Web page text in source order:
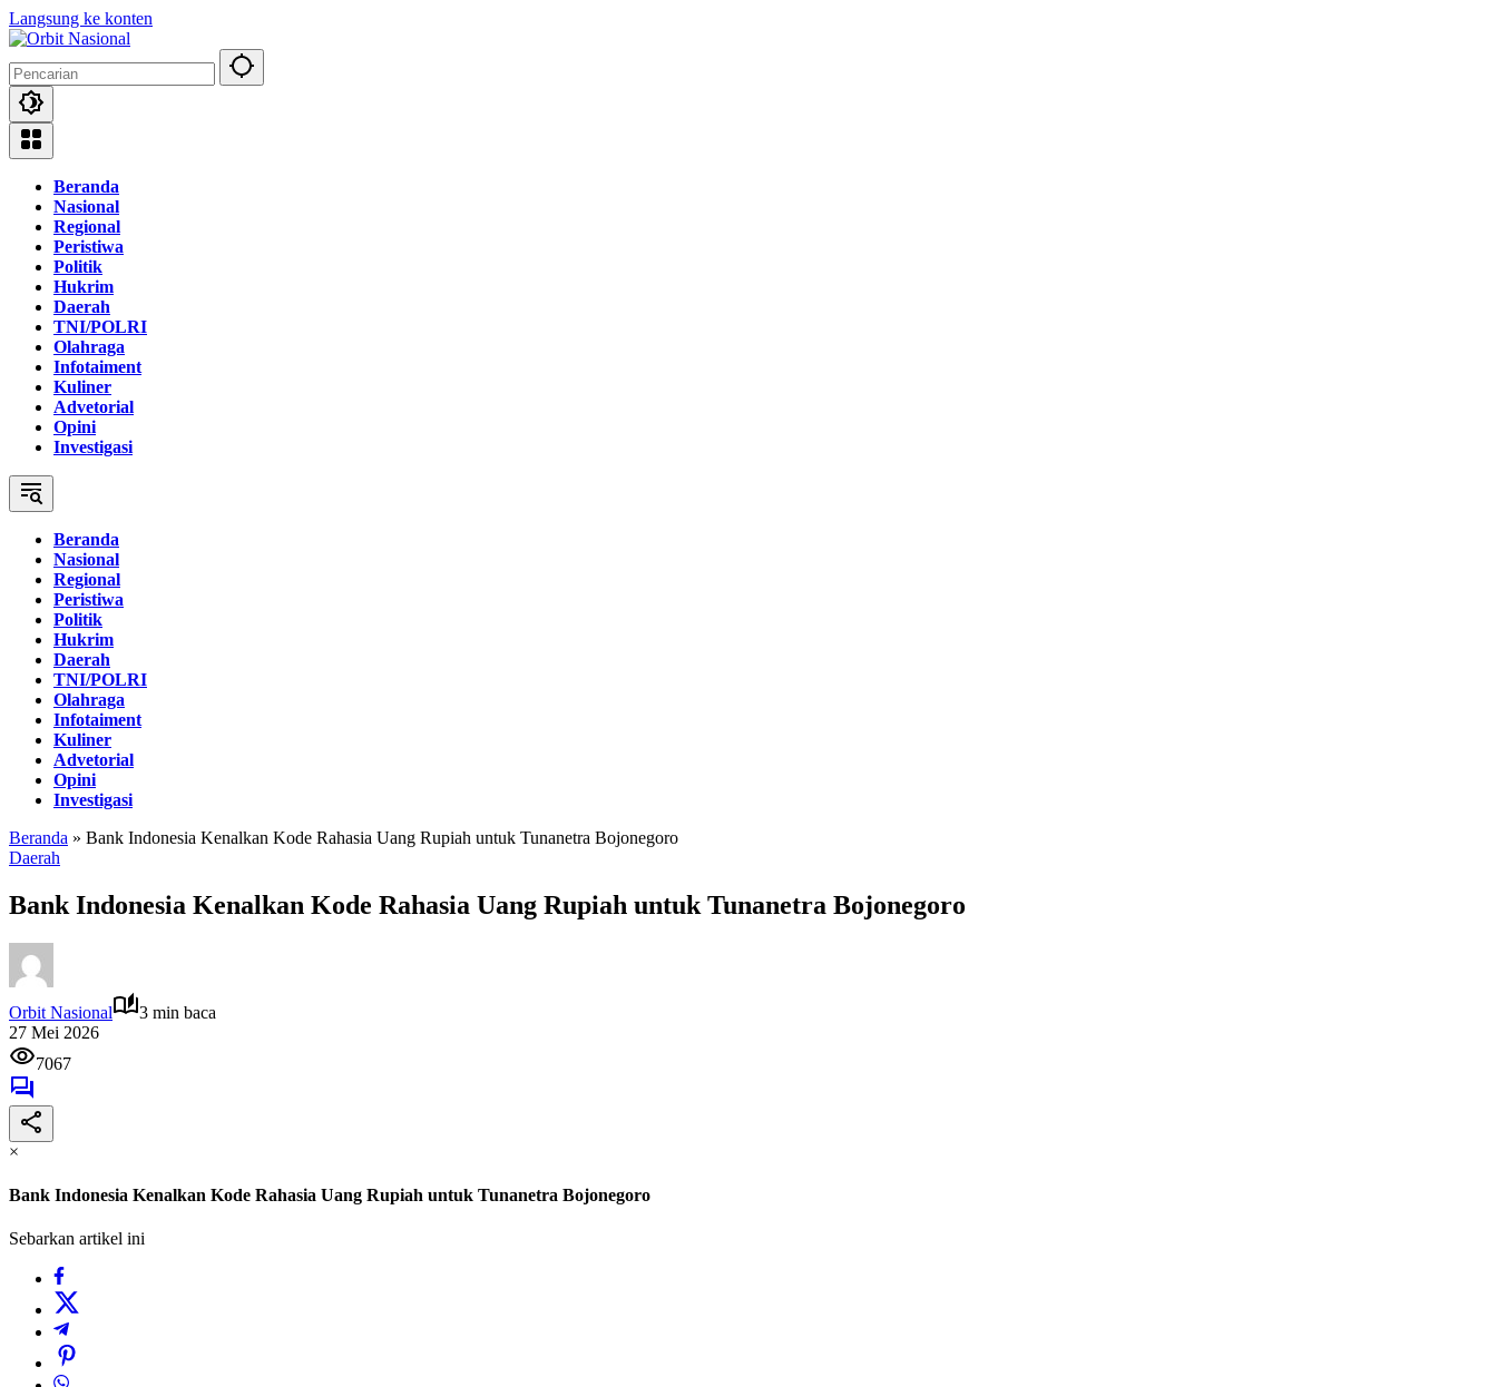
Langsung ke konten
Beranda
Nasional
Regional
Peristiwa
Politik
Hukrim
Daerah
TNI/POLRI
Olahraga
Infotaiment
Kuliner
Advetorial
Opini
Investigasi
Beranda
Nasional
Regional
Peristiwa
Politik
Hukrim
Daerah
TNI/POLRI
Olahraga
Infotaiment
Kuliner
Advetorial
Opini
Investigasi
Beranda » Bank Indonesia Kenalkan Kode Rahasia Uang Rupiah untuk Tunanetra Bojonegoro
Daerah
Bank Indonesia Kenalkan Kode Rahasia Uang Rupiah untuk Tunanetra Bojonegoro
Orbit Nasional
3 min baca
27 Mei 2026
7067
×
Bank Indonesia Kenalkan Kode Rahasia Uang Rupiah untuk Tunanetra Bojonegoro
Sebarkan artikel ini